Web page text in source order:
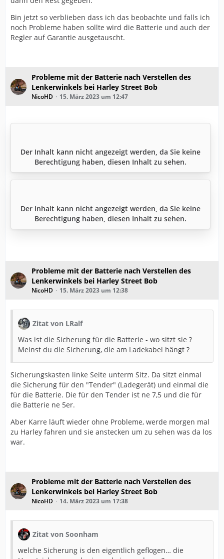
Bin jetzt so verblieben dass ich das beobachte und falls ich
noch Probleme haben sollte wird die Batterie und auch der
Regler auf Garantie ausgetauscht.
Probleme mit der Batterie nach Verstellen des
Lenkerwinkels bei Harley Street Bob
NicoHD 15. März 2023 um 12:47
Der Inhalt kann nicht angezeigt werden, da Sie keine
Berechtigung haben, diesen Inhalt zu sehen.
Der Inhalt kann nicht angezeigt werden, da Sie keine
Berechtigung haben, diesen Inhalt zu sehen.
Probleme mit der Batterie nach Verstellen des
Lenkerwinkels bei Harley Street Bob
NicoHD 15. März 2023 um 12:38
Zitat von LRalf
Was ist die Sicherung für die Batterie - wo sitzt sie ?
Meinst du die Sicherung, die am Ladekabel hängt ?
Sicherungskasten linke Seite unterm Sitz. Da sitzt einmal
die Sicherung für den "Tender" (Ladegerät) und einmal die
für die Batterie. Die für den Tender ist ne 7,5 und die für
die Batterie ne 5er.
Aber Karre läuft wieder ohne Probleme, werde morgen mal
zu Harley fahren und sie anstecken um zu sehen was da los
war.
Probleme mit der Batterie nach Verstellen des
Lenkerwinkels bei Harley Street Bob
NicoHD 14. März 2023 um 17:38
Zitat von Soonham
welche Sicherung is den eigentlich geflogen… die